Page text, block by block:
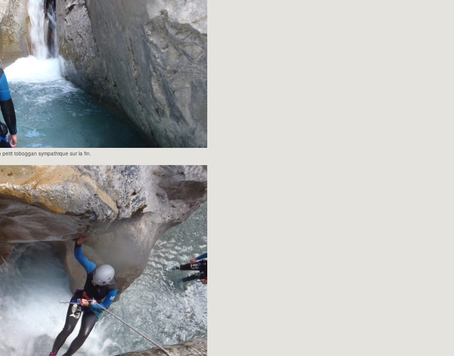
petit toboggan sympathique sur la fin.